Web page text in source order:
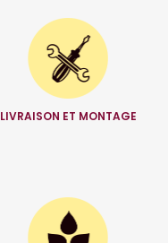
LIVRAISON ET MONTAGE